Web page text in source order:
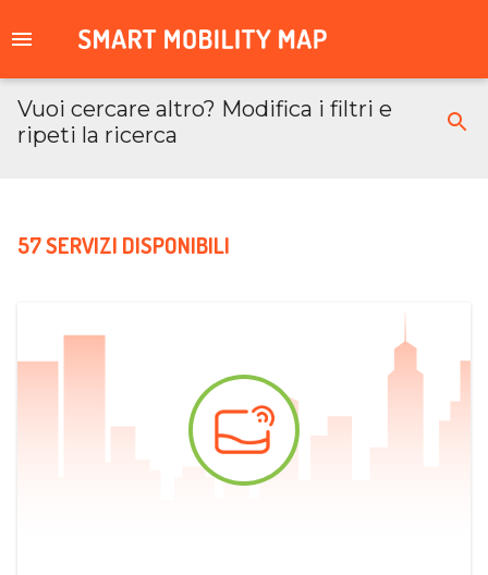
Vuoi cercare altro? Modifica i filtri e
ripeti la ricerca
57 SERVIZI DISPONIBILI